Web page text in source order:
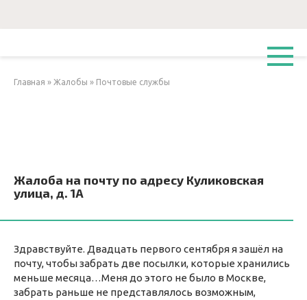
Главная » Жалобы » Почтовые службы
Жалоба на почту по адресу Куликовская
улица, д. 1А
Здравствуйте. Двадцать первого сентября я зашёл на
почту, чтобы забрать две посылки, которые хранились
меньше месяца…Меня до этого не было в Москве,
забрать раньше не представлялось возможным,